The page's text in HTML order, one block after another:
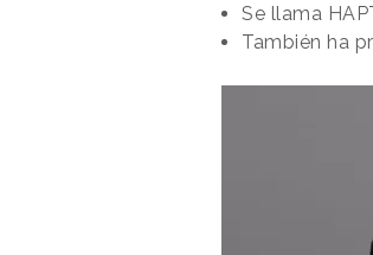
Se llama
También ha